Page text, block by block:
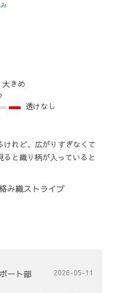
大きめ
透けなし
れど、広がりすぎなくて
と織り柄が入っていると
み織ストライプ
ート部 2026-05-11